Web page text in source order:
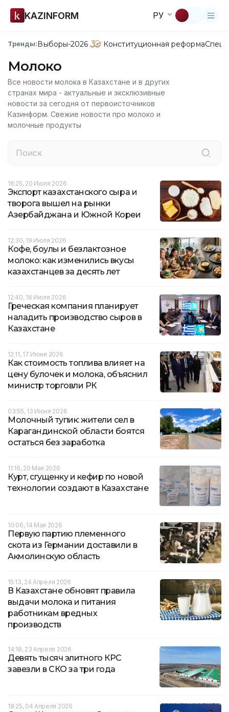
KAZINFORM РУ
Тренды:Выборы-2026 Конституционная реформа
Молоко
Все новости молока в Казахстане и в других
странах мира - актуальные и эксклюзивные
новости за сегодня от первоисточников
Казинформ. Свежие новости про молоко и
молочные продукты
16:25, 20 Июля 2026
Экспорт казахстанского сыра и
творога вышел на рынки
Азербайджана и Южной Кореи
12:30, 19 Июля 2026
Кофе, боулы и безлактозное
молоко: как изменились вкусы
казахстанцев за десять лет
12:40, 16 Июля 2026
Греческая компания планирует
наладить производство сыров в
Казахстане
12:11, 17 Июня 2026
Как стоимость топлива влияет на
цену булочек и молока, объяснил
министр торговли РК
03:55, 13 Июня 2026
Молочный тупик: жители сел в
Карагандинской области боятся
остаться без заработка
11:16, 20 Мая 2026
Курт, сгущенку и кефир по новой
технологии создают в Казахстане
10:06, 14 Мая 2026
Первую партию племенного
скота из Германии доставили в
Акмолинскую область
15:13, 24 Апреля 2026
В Казахстане обновят правила
выдачи молока и питания
работникам вредных
производств
14:18, 23 Апреля 2026
Девять тысяч элитного КРС
завезли в СКО за три года
18:25, 04 Апреля 2026